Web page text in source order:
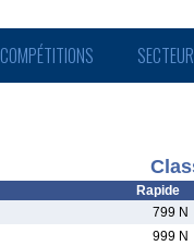
COMPÉTITIONS
Rapide
799 N
999 N